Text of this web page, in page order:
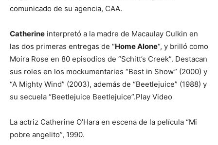
comunicado de su agencia, CAA.
Catherine interpretó a la madre de Macaulay Culkin en
las dos primeras entregas de “Home Alone“, y brilló como
Moira Rose en 80 episodios de “Schitt’s Creek”. ​Destacan
sus roles en los mockumentaries “Best in Show” (2000) y
“A Mighty Wind” (2003), además de “Beetlejuice” (1988) y
su secuela “Beetlejuice Beetlejuice”.​Play Video
La actriz Catherine O’Hara en escena de la película “Mi
pobre angelito”, 1990.